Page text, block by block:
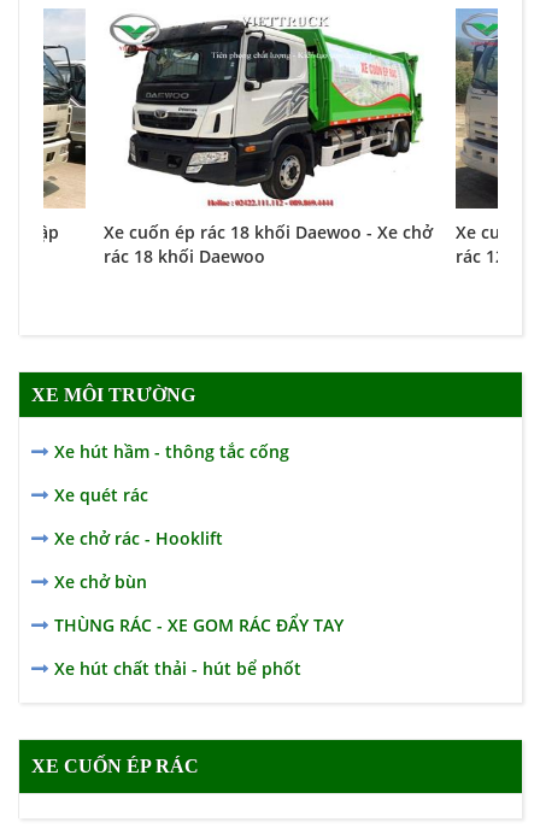
nhập
Xe cuốn ép rác 18 khối Daewoo - Xe chở
rác 18 khối Daewoo
Xe cuốn
rác 12
XE MÔI TRƯỜNG
Xe hút hầm - thông tắc cống
Xe quét rác
Xe chở rác - Hooklift
Xe chở bùn
THÙNG RÁC - XE GOM RÁC ĐẨY TAY
Xe hút chất thải - hút bể phốt
XE CUỐN ÉP RÁC